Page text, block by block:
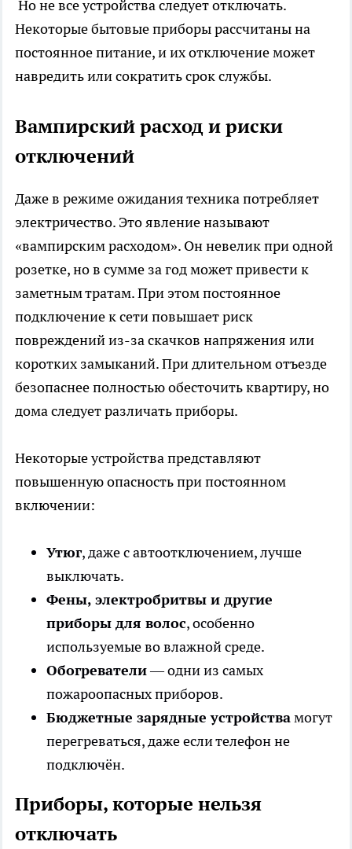
Но не все устройства следует отключать.
Некоторые бытовые приборы рассчитаны на
постоянное питание, и их отключение может
навредить или сократить срок службы.
Вампирский расход и риски
отключений
Даже в режиме ожидания техника потребляет
электричество. Это явление называют
«вампирским расходом». Он невелик при одной
розетке, но в сумме за год может привести к
заметным тратам. При этом постоянное
подключение к сети повышает риск
повреждений из-за скачков напряжения или
коротких замыканий. При длительном отъезде
безопаснее полностью обесточить квартиру, но
дома следует различать приборы.
Некоторые устройства представляют
повышенную опасность при постоянном
включении:
Утюг, даже с автоотключением, лучше
выключать.
Фены, электробритвы и другие
приборы для волос, особенно
используемые во влажной среде.
Обогреватели— одни из самых
пожароопасных приборов.
Бюджетные зарядные устройствамогут
перегреваться, даже если телефон не
подключён.
Приборы, которые нельзя
отключать